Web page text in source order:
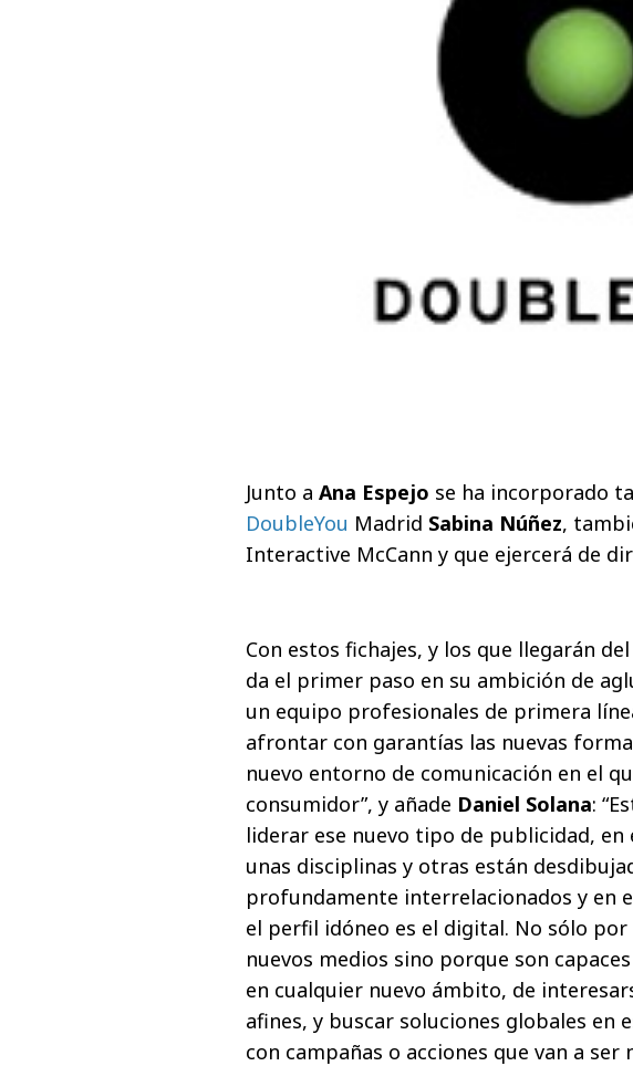
Junto a Ana Espejo se ha incorporado
DoubleYou Madrid Sabina Núñez,
Interactive McCann y que ejercerá de
Con estos fichajes, y los que llegarán
da el primer paso en su ambición de
un equipo profesionales de primera
afrontar con garantías las nuevas
nuevo entorno de comunicación en el
consumidor”, y añade Daniel Solana:
liderar ese nuevo tipo de publicidad,
unas disciplinas y otras están
profundamente interrelacionados y en
el perfil idóneo es el digital. No sólo
nuevos medios sino porque son
en cualquier nuevo ámbito, de
afines, y buscar soluciones globales en
con campañas o acciones que van a ser